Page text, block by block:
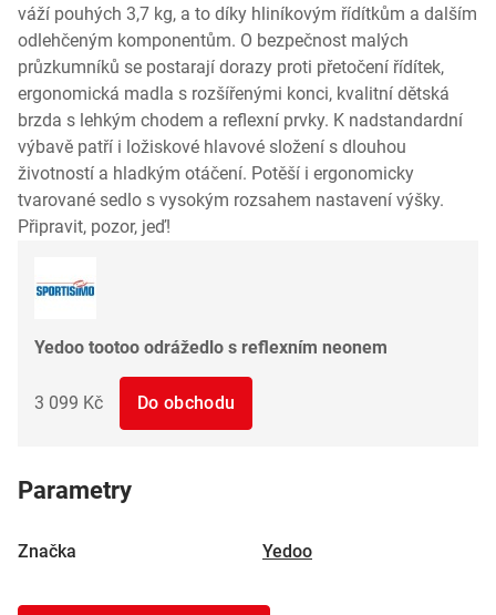
váží pouhých 3,7 kg, a to díky hliníkovým řídítkům a dalším
odlehčeným komponentům. O bezpečnost malých
průzkumníků se postarají dorazy proti přetočení řídítek,
ergonomická madla s rozšířenými konci, kvalitní dětská
brzda s lehkým chodem a reflexní prvky. K nadstandardní
výbavě patří i ložiskové hlavové složení s dlouhou
životností a hladkým otáčení. Potěší i ergonomicky
tvarované sedlo s vysokým rozsahem nastavení výšky.
Připravit, pozor, jeď!
Yedoo tootoo odrážedlo s reflexním neonem
3 099 Kč Do obchodu
Parametry
Značka Yedoo